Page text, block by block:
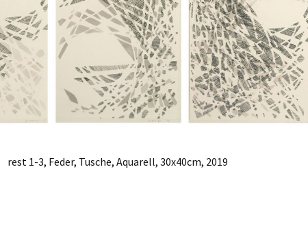
rest 1-3, Feder, Tusche, Aquarell, 30x40cm, 2019